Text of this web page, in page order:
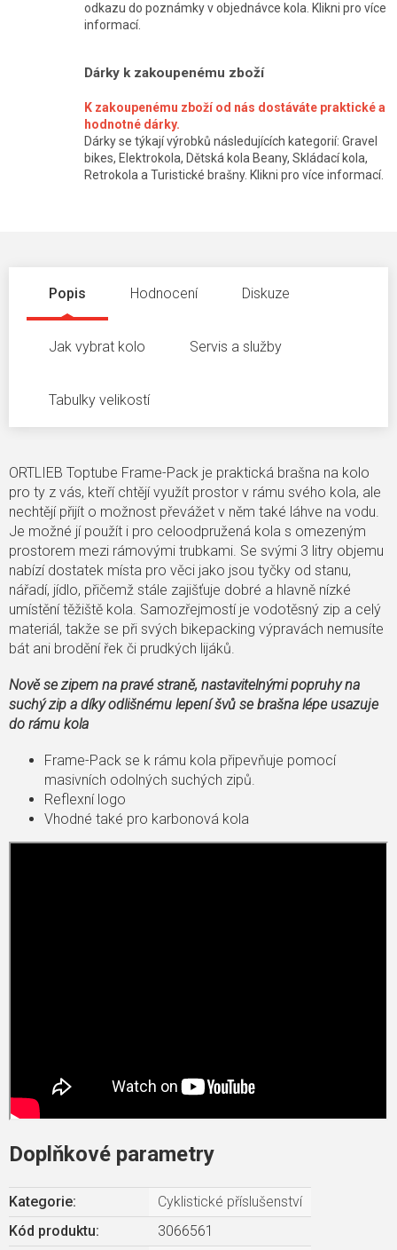
odkazu do poznámky v objednávce kola. Klikni pro více
informací.
Dárky k zakoupenému zboží
K zakoupenému zboží od nás dostáváte praktické a
hodnotné dárky.
Dárky se týkají výrobků následujících kategorií: Gravel
bikes, Elektrokola, Dětská kola Beany, Skládací kola,
Retrokola a Turistické brašny. Klikni pro více informací.
Popis Hodnocení Diskuze
Jak vybrat kolo Servis a služby
Tabulky velikostí
ORTLIEB Toptube Frame-Pack je praktická brašna na kolo
pro ty z vás, kteří chtějí využít prostor v rámu svého kola, ale
nechtějí přijít o možnost převážet v něm také láhve na vodu.
Je možné jí použít i pro celoodpružená kola s omezeným
prostorem mezi rámovými trubkami. Se svými 3 litry objemu
nabízí dostatek místa pro věci jako jsou tyčky od stanu,
nářadí, jídlo, přičemž stále zajišťuje dobré a hlavně nízké
umístění těžiště kola. Samozřejmostí je vodotěsný zip a celý
materiál, takže se při svých bikepacking výpravách nemusíte
bát ani brodění řek či prudkých lijáků.
Nově se zipem na pravé straně, nastavitelnými popruhy na
suchý zip a díky odlišnému lepení švů se brašna lépe usazuje
do rámu kola
Frame-Pack se k rámu kola připevňuje pomocí
masivních odolných suchých zipů.
Reflexní logo
Vhodné také pro karbonová kola
Doplňkové parametry
Kategorie:
Cyklistické příslušenství
Kód produktu:
3066561